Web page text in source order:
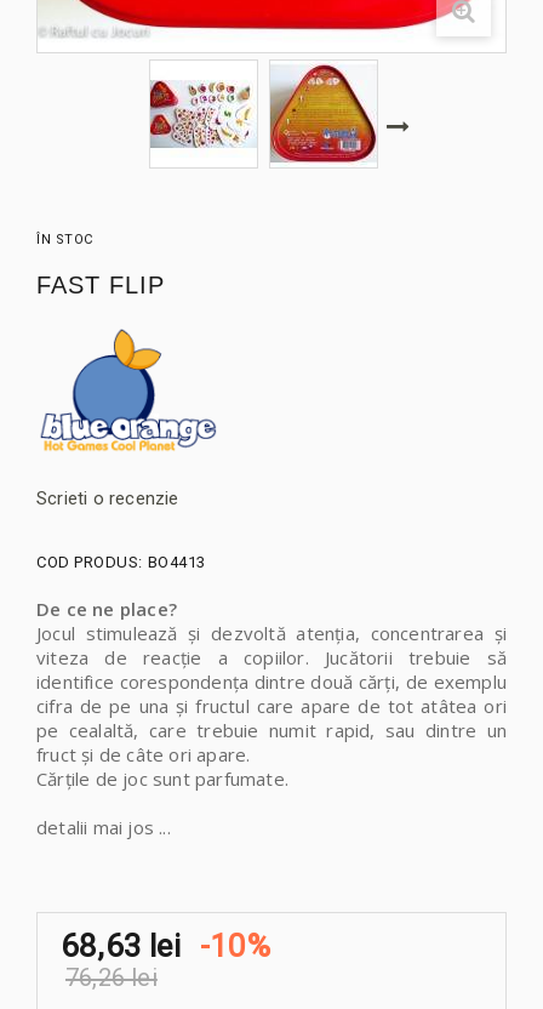
ÎN STOC
FAST FLIP
Scrieti o recenzie
COD PRODUS: BO4413
De ce ne place?
Jocul stimulează și dezvoltă atenția, concentrarea și
viteza de reacție a copiilor. Jucătorii trebuie să
identifice corespondența dintre două cărți, de exemplu
cifra de pe una și fructul care apare de tot atâtea ori
pe cealaltă, care trebuie numit rapid, sau dintre un
fruct și de câte ori apare.
Cărțile de joc sunt parfumate.
detalii mai jos ...
68,63 lei -10%
76,26 lei